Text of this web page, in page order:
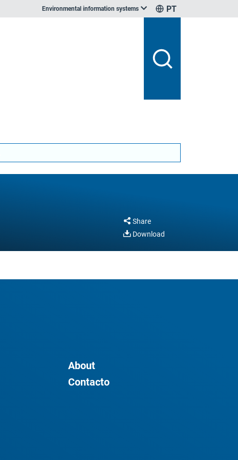
Environmental information systems PT
Share
Download
About
Contacto